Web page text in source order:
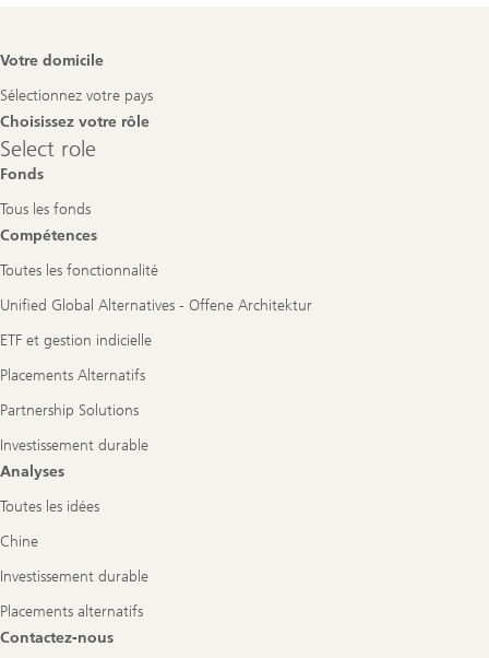
Footer
Votre domicile
Sélectionnez votre pays
Choisissez votre rôle
Select
role
Select role
Fonds
Tous les fonds
Compétences
Toutes les fonctionnalité
Unified Global Alternatives - Offene Architektur
ETF et gestion indicielle
Placements Alternatifs
Partnership Solutions
Investissement durable
Analyses
Toutes les idées
Chine
Investissement durable
Placements alternatifs
Contactez-nous